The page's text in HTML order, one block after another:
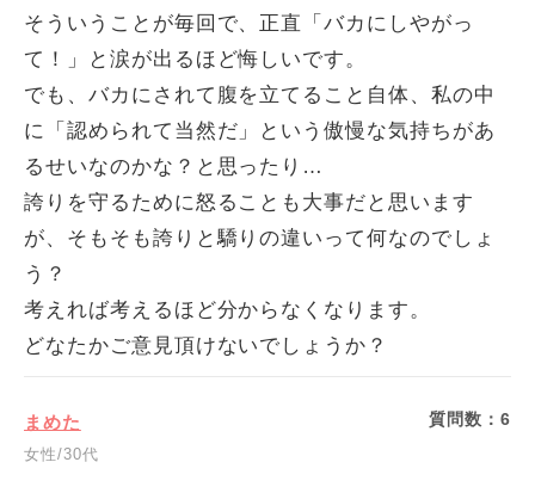
そういうことが毎回で、正直「バカにしやがっ
て！」と涙が出るほど悔しいです。
でも、バカにされて腹を立てること自体、私の中
に「認められて当然だ」という傲慢な気持ちがあ
るせいなのかな？と思ったり…
誇りを守るために怒ることも大事だと思います
が、そもそも誇りと驕りの違いって何なのでしょ
う？
考えれば考えるほど分からなくなります。
どなたかご意見頂けないでしょうか？
まめた
女性/30代
質問数：6